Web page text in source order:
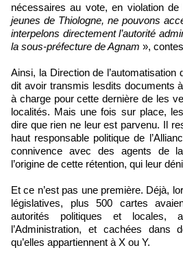
nécessaires au vote, en violation
jeunes de Thiologne, ne pouvons
interpelons directement l’autorité
la sous-préfecture de Agnam »,
Ainsi, la Direction de l’automatisation
dit avoir transmis lesdits documents
à charge pour cette dernière de les
localités. Mais une fois sur place,
dire que rien ne leur est parvenu. Il
haut responsable politique de
connivence avec des agents de
l’origine de cette rétention, qui leur
Et ce n’est pas une première. Déjà,
législatives, plus 500 cartes
autorités politiques et locales,
l’Administration, et cachées dans
qu’elles appartiennent à X ou Y.